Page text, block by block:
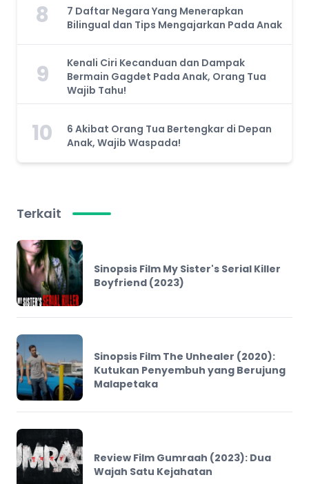
8
7 Daftar Negara Yang Menerapkan
Bilingual dan Tips Mengajarkan Pada Anak
9
Kenali Ciri Kecanduan dan Dampak
Bermain Gagdet Pada Anak, Orang Tua
Wajib Tahu!
10
6 Akibat Orang Tua Bertengkar di Depan
Anak, Wajib Waspada!
Terkait
Sinopsis Film My Sister's Serial Killer
Boyfriend (2023)
Sinopsis Film The Unhealer (2020):
Kutukan Penyembuh yang Berujung
Malapetaka
Review Film Gumraah (2023): Dua
Wajah Satu Kejahatan